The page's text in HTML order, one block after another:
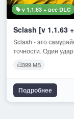
v 1.1.63 + все DLC
Sclash [v 1.1.63
Sclash - это
точности. Один
399 МВ
Подробнее